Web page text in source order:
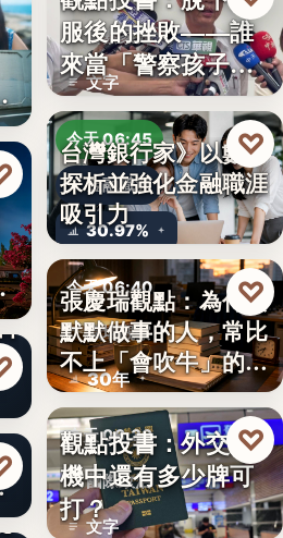
警察家庭
文字
服後的挫敗——誰
來當「警察孩子」
的保母？
今天 06:45
金融職涯
30.97%
台灣銀行家》以數字
探析並強化金融職涯
吸引力
♡
今天 06:40
職場觀察
30年
張慶瑞觀點：為什麼
默默做事的人，常比
不上「會吹牛」的人
？
♡
今天 06:30
國際政治
文字
觀點投書：外交危
機中還有多少牌可
打？
♡